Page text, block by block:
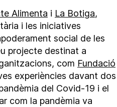
Alimenta i La Botiga,
i les iniciatives
social de les
projecte destinat a
com Fundació
experiències davant dos
del Covid-19 i el
com la pandèmia va